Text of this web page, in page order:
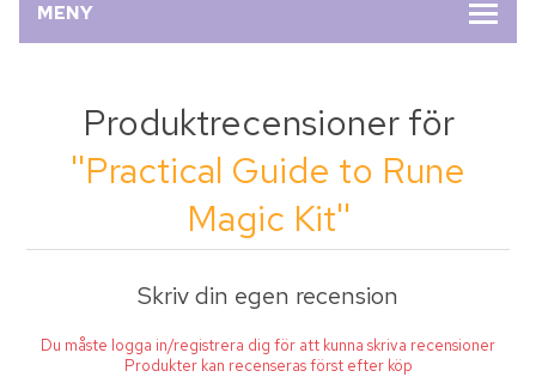
MENY
Produktrecensioner för
Practical Guide to Rune
Magic Kit
Skriv din egen recension
Du måste logga in/registrera dig för att kunna skriva recensioner
Produkter kan recenseras först efter köp